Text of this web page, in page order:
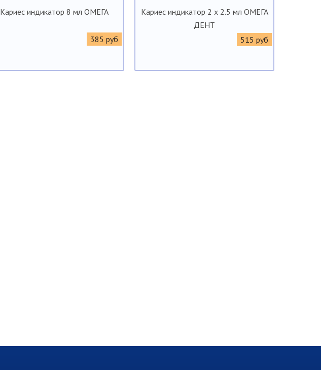
Кариес индикатор 8 мл ОМЕГА
385 руб
Кариес индикатор 2 х 2.5 мл ОМЕГА
ДЕНТ
515 руб